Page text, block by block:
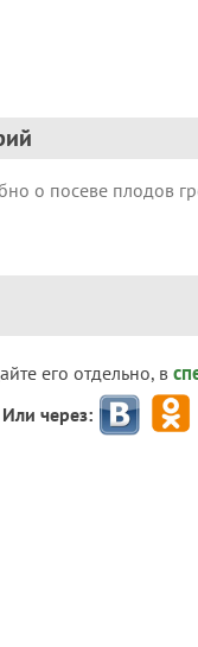
его отдельно, в
Или через: